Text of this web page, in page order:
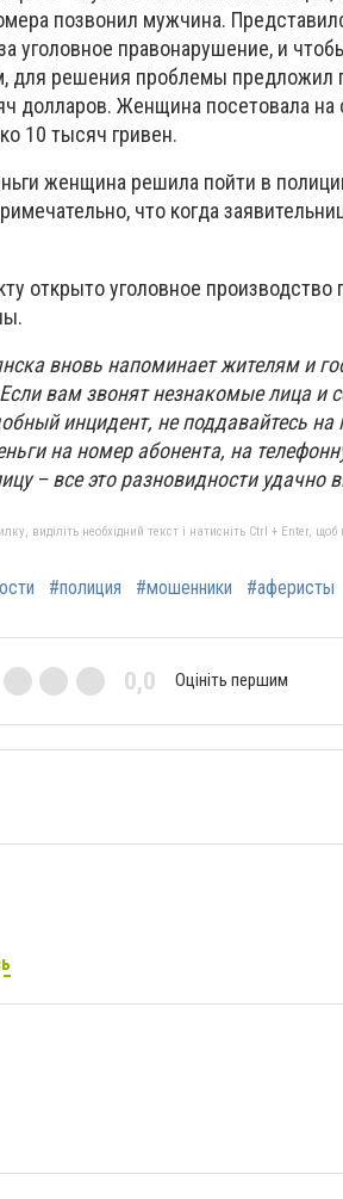
позвонил мужчина.
уголовное правонарушение, и
для решения проблемы предложил
долларов. Женщина посетовала на
10 тысяч гривен.
женщина решила пойти в
что когда
открыто уголовное
вновь напоминает жителям и
вам звонят незнакомые лица
инцидент, не поддавайтесь
на номер абонента, на
– все это разновидности удачно
виділіть необхідний текст і натисніть Ctrl + Enter,
#полиция #мошенники #аферисты
0,0 Оцініть першим